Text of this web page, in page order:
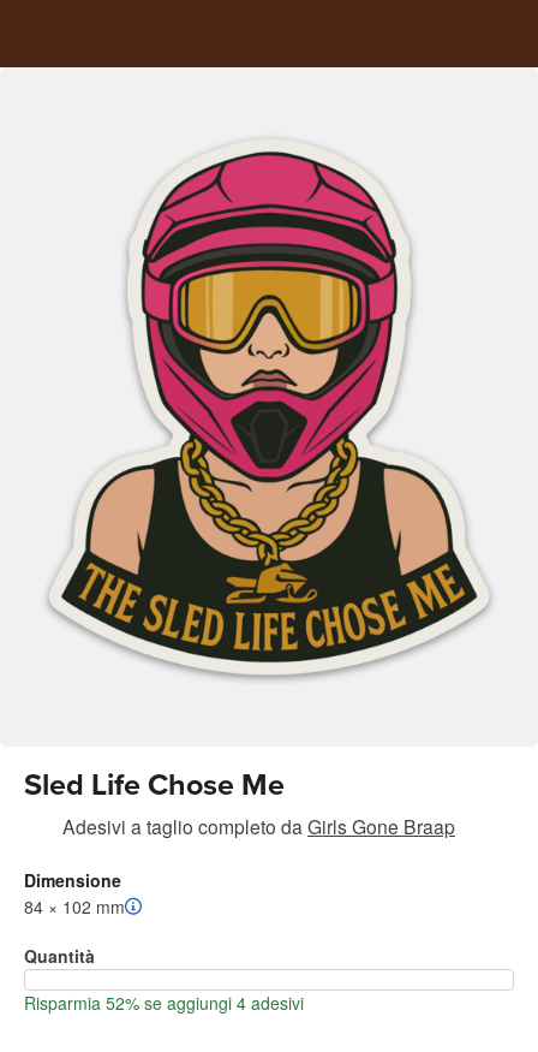
Sled Life Chose Me
Adesivi a taglio completo da Girls Gone Braap
Dimensione
84 × 102 mm
Quantità
Risparmia 52% se aggiungi 4 adesivi